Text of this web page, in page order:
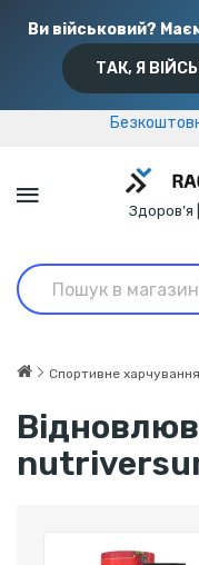
Ви військовий?
ТАК, Я
Здоров’я
Спортивне харчування